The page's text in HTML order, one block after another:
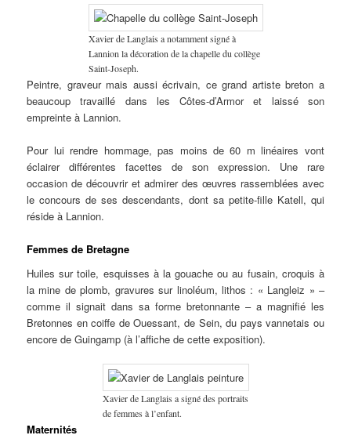
Xavier de Langlais a notamment signé à
Lannion la décoration de la chapelle du collège
Saint-Joseph.
Peintre, graveur mais aussi écrivain, ce grand artiste breton a
beaucoup travaillé dans les Côtes-d’Armor et laissé son
empreinte à Lannion.
Pour lui rendre hommage, pas moins de 60 m linéaires vont
éclairer différentes facettes de son expression. Une rare
occasion de découvrir et admirer des œuvres rassemblées avec
le concours de ses descendants, dont sa petite-fille Katell, qui
réside à Lannion.
Femmes de Bretagne
Huiles sur toile, esquisses à la gouache ou au fusain, croquis à
la mine de plomb, gravures sur linoléum, lithos : « Langleiz » –
comme il signait dans sa forme bretonnante – a magnifié les
Bretonnes en coiffe de Ouessant, de Sein, du pays vannetais ou
encore de Guingamp (à l’affiche de cette exposition).
Xavier de Langlais a signé des portraits
de femmes à l’enfant.
Maternités